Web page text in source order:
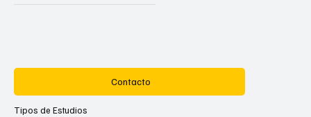
Contacto
Tipos de Estudios